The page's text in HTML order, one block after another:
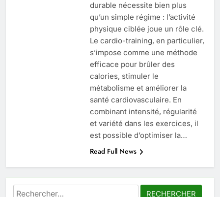
durable nécessite bien plus
qu’un simple régime : l’activité
physique ciblée joue un rôle clé.
Le cardio-training, en particulier,
s’impose comme une méthode
efficace pour brûler des
calories, stimuler le
métabolisme et améliorer la
santé cardiovasculaire. En
combinant intensité, régularité
et variété dans les exercices, il
est possible d’optimiser la…
Read Full News
Rechercher :
Prévenir les chutes chez les
seniors: aménagement et
exercices
BIEN ÊTRE
Voyance à La Rochelle : où
trouver un accompagnement
sérieux à un tarif juste ?
BIEN ÊTRE
Sclérose en plaques et
femmes enceintes doivent
connaître
SANTÉ